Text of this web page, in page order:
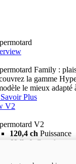
Family :
la gamme
le mieux adapté
Plus
V2
V2
120,4 ch Puissance
69 lb-ft
Couple
$